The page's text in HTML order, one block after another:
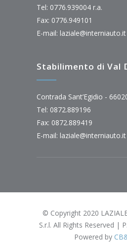
Tel: 0776.939004 r.a.
Fax: 0776.949101
E-mail: laziale@interniauto.it
Stabilimento di Val
Contrada Sant’Egidio -
Tel: 0872.889196
Fax: 0872.889419
E-mail: laziale@interniauto.it
© Copyright 2020
S.r.l. All Rights Reserved |
Powered by